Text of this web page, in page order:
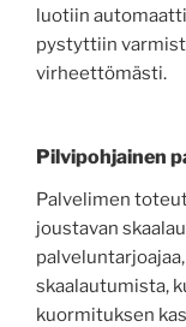
luotiin
pystyttiin
virheettömästi.
Pilvipohjainen
Palvelimen
joustavan
skaalautumista,
kuormituksen